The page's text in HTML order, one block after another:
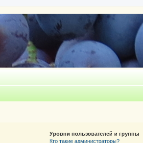
Уровни пользователей и группы
Кто такие администраторы?